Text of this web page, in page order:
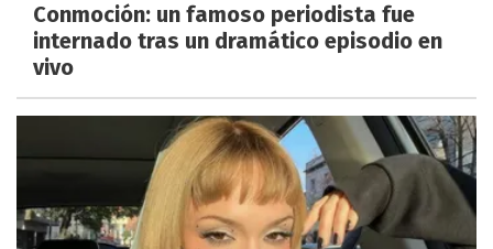
Conmoción: un famoso periodista fue
internado tras un dramático episodio en
vivo